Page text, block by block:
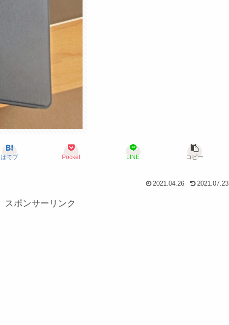
はてブ Pocket LINE コピー
2021.04.26 2021.07.23
スポンサーリンク